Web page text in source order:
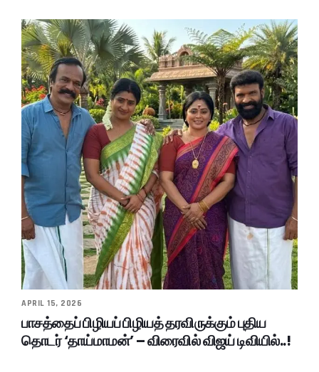
APRIL 15, 2026
பாசத்தைப் பிழியப் பிழியத் தரவிருக்கும் புதிய
தொடர் ‘தாய்மாமன்’ – விரைவில் விஜய் டிவியில்..!